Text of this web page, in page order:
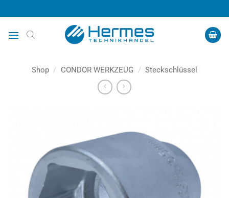
Inhalt
springen
Shop / CONDOR WERKZEUG / Steckschlüssel